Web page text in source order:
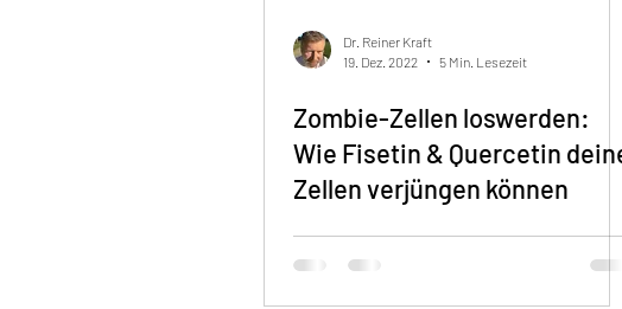
Dr. Reiner Kraft
19. Dez. 2022
5 Min. Lesezeit
Zombie-Zellen loswerden:
Wie Fisetin & Quercetin
Zellen verjüngen können